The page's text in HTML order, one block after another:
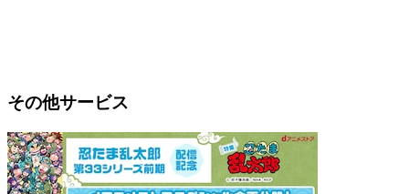
その他サービス